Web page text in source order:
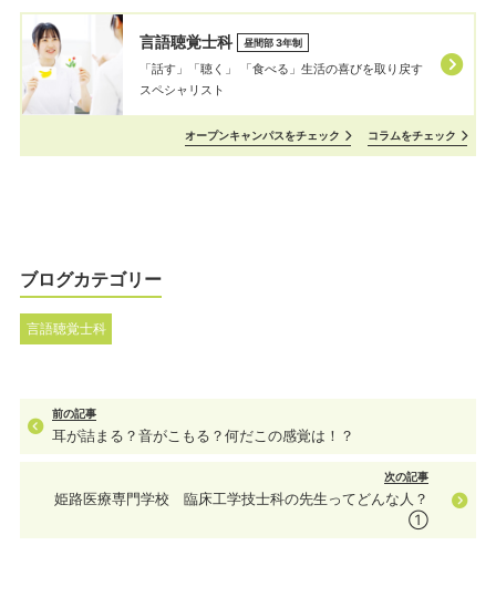
言語聴覚士科 昼間部 3年制
「話す」「聴く」 「⾷べる」⽣活の喜びを取り戻す
スペシャリスト
オープンキャンパスをチェック コラムをチェック
ブログカテゴリー
言語聴覚士科
前の記事
耳が詰まる？音がこもる？何だこの感覚は！？
次の記事
姫路医療専門学校 臨床工学技士科の先生ってどんな人？
①